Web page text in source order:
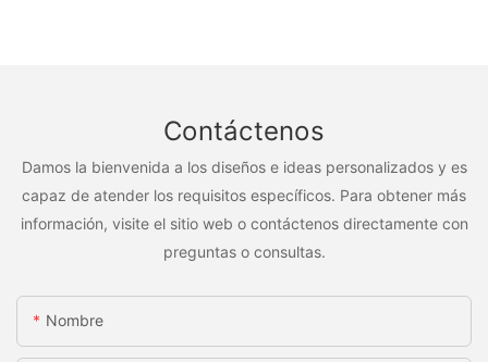
Contáctenos
Damos la bienvenida a los diseños e ideas personalizados y es
capaz de atender los requisitos específicos. Para obtener más
información, visite el sitio web o contáctenos directamente con
preguntas o consultas.
Nombre